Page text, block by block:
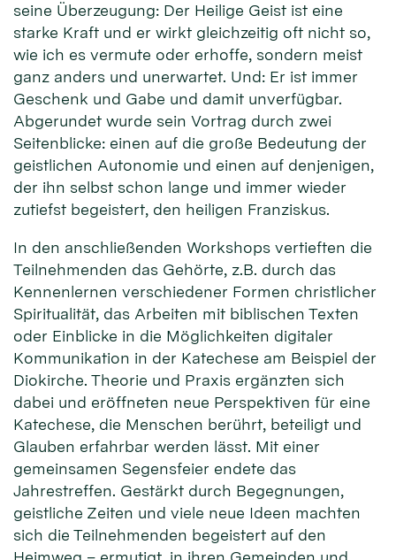
seine Überzeugung: Der Heilige Geist ist eine
starke Kraft und er wirkt gleichzeitig oft nicht so,
wie ich es vermute oder erhoffe, sondern meist
ganz anders und unerwartet. Und: Er ist immer
Geschenk und Gabe und damit unverfügbar.
Abgerundet wurde sein Vortrag durch zwei
Seitenblicke: einen auf die große Bedeutung der
geistlichen Autonomie und einen auf denjenigen,
der ihn selbst schon lange und immer wieder
zutiefst begeistert, den heiligen Franziskus.
In den anschließenden Workshops vertieften die
Teilnehmenden das Gehörte, z.B. durch das
Kennenlernen verschiedener Formen christlicher
Spiritualität, das Arbeiten mit biblischen Texten
oder Einblicke in die Möglichkeiten digitaler
Kommunikation in der Katechese am Beispiel der
Diokirche. Theorie und Praxis ergänzten sich
dabei und eröffneten neue Perspektiven für eine
Katechese, die Menschen berührt, beteiligt und
Glauben erfahrbar werden lässt. Mit einer
gemeinsamen Segensfeier endete das
Jahrestreffen. Gestärkt durch Begegnungen,
geistliche Zeiten und viele neue Ideen machten
sich die Teilnehmenden begeistert auf den